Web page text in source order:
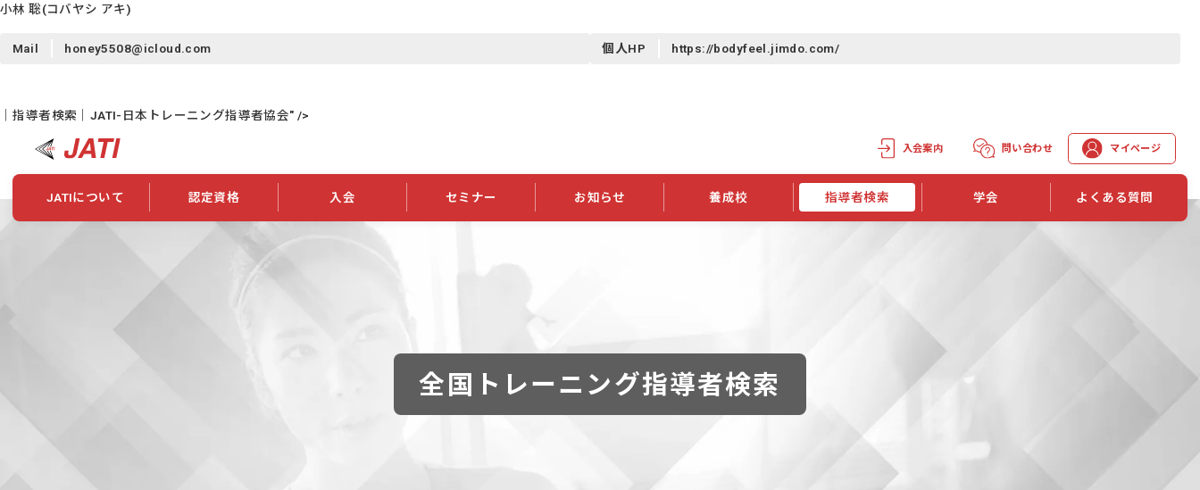
小林 聡(コバヤシ アキ)
Mail honey5508@icloud.com 個人HP https://bodyfeel.jimdo.com/
｜指導者検索｜JATI-日本トレーニング指導者協会" />
入会案内 問い合わせ マイページ
JATIについて
JATIについて
JATIの発行物
認定資格
資格について
2026年認定試験実施要項
資格の更新
入会 セミナー お知らせ 養成校 指導者検索
学会
学会概要
申し合わせ
学会大会 学会誌
よくある質問
全国トレーニング指導者検索